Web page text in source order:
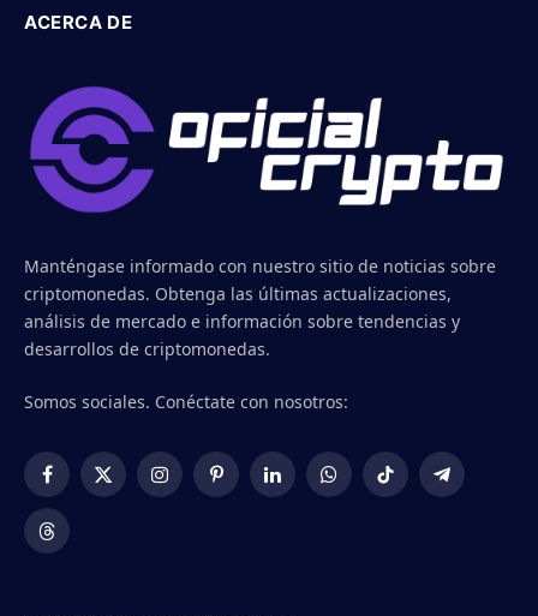
ACERCA DE
Manténgase informado con nuestro sitio de noticias sobre
criptomonedas. Obtenga las últimas actualizaciones,
análisis de mercado e información sobre tendencias y
desarrollos de criptomonedas.
Somos sociales. Conéctate con nosotros:
Facebook
X
InstagramPinterestLinkedInWhatsApp
TikTok Telegram
Threads